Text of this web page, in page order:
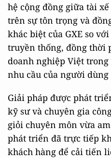
hệ cộng đồng giữa tài
trên sự tôn trọng và
khác biệt của GXE so
truyền thống, đồng thời
doanh nghiệp Việt
nhu cầu của người
Giải pháp được phát
kỹ sư và chuyên gia
giỏi chuyên môn vừa
phát triển đã trực tiếp
khách hàng để cải tiến